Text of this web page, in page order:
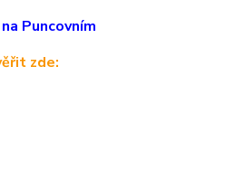
Puncovním
zde: